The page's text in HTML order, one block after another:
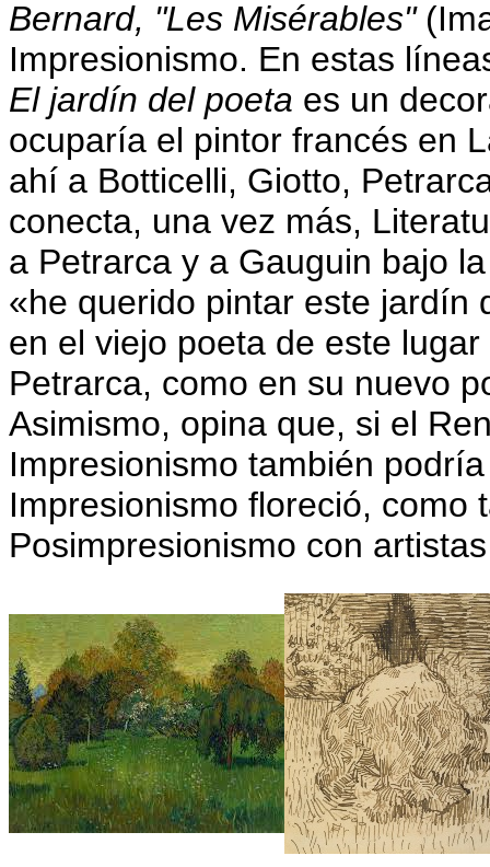
Bernard, "Les Misérables"
Impresionismo. En estas
El jardín del poeta es un
ocuparía el pintor francés en
ahí a Botticelli, Giotto,
conecta, una vez más,
a Petrarca y a Gauguin bajo
«he querido pintar este jardín
en el viejo poeta de este
Petrarca, como en su nuevo
Asimismo, opina que, si el
Impresionismo también
Impresionismo floreció, como
Posimpresionismo con